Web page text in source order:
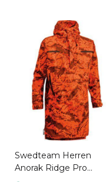
Swedteam Herren
Anorak Ridge Pro